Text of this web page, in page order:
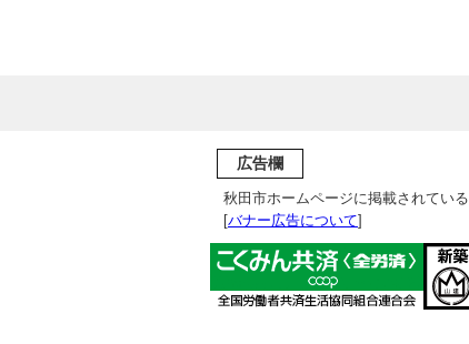
広告欄
秋田市ホームページに掲載されてい
[バナー広告について]